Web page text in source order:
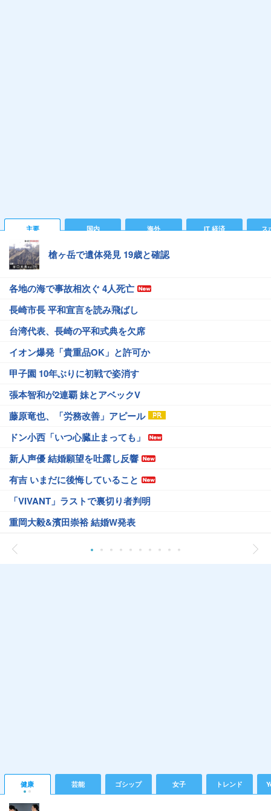
主要 国内 海外 IT 経済 ス
槍ヶ岳で遺体発見 19歳と確認
各地の海で事故相次ぐ 4人死亡
長崎市長 平和宣言を読み飛ばし
台湾代表、長崎の平和式典を欠席
イオン爆発「貴重品OK」と許可か
甲子園 10年ぶりに初戦で姿消す
張本智和が2連覇 妹とアベックV
藤原竜也、「労務改善」アピール
ドン小西「いつ心臓止まっても」
新人声優 結婚願望を吐露し反響
有吉 いまだに後悔していること
「VIVANT」ラストで裏切り者判明
重岡大毅&濱田崇裕 結婚W発表
健康 芸能 ゴシップ 女子 トレンド